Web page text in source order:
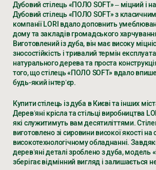
Дубовий стілець «ПОЛО SOFT» – міцний і
Дубовий стілець «ПОЛО SOFT» з
компанії LORI вдало доповнить
дому та закладів громадського
Виготовлений із дуба, він має високу
зносостійкість і тривалий термін
натурального дерева та проста
того, що стілець «ПОЛО SOFT» вдало
будь-який інтер’єр.
Купити стілець із дуба в Києві та інших
Дерев’яні крісла та стільці виробництва
які служитимуть вам десятиліттями.
виготовлено зі сировини високої якості
високотехнологічному обладнанні.
дерев’яні деталі зроблено з дуба, модель
зберігає відмінний вигляд і
Ми відкриті для співпраці з компаніями,
облаштуванням житлової та комерційної
ВВЕДІТЬ ВАШЕ ПРІЗВИЩЕ ТА ІМ’Я
НОМЕР ТЕЛЕФОНУ *
ПОЛО SOFT
4 527ГРН
ВВЕДІТЬ ВАШЕ ПРІЗВИЩЕ ТА ІМ’Я
НОМЕР ТЕЛЕФОНУ *